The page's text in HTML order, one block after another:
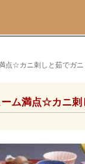
点☆カニ刺しと茹でガ
ム満点☆カニ